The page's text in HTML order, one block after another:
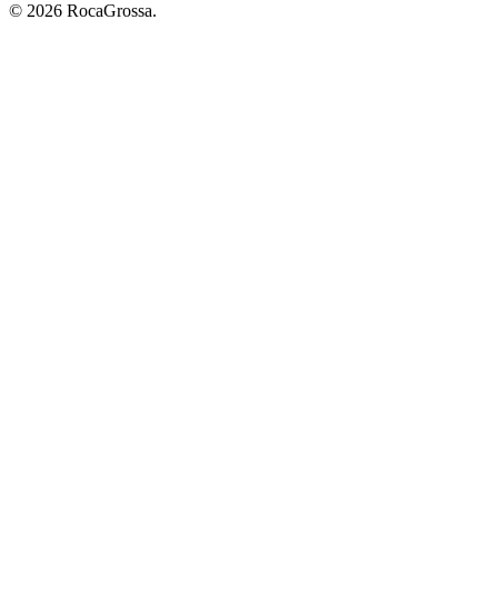
© 2026 RocaGrossa.